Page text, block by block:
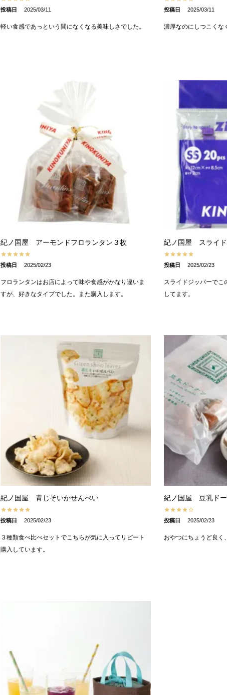
投稿日 2025/03/11
軽い食感であっという間になくなる美味しさでした。
投稿日 2025/03/11
濃厚なのにしつこくな
紀ノ国屋 アーモンドフロランタン３枚
投稿日 2025/02/23
フロランタンはお店によって味や食感がかなり違いま
すが、好きなタイプでした。また購入します。
紀ノ国屋 スライ
投稿日 2025/02/23
スライドジッパーでこ
してます。
紀ノ国屋 青じそいかせんべい
投稿日 2025/02/23
３種類食べ比べセットでこちらが気に入ってリピート
購入しています。
紀ノ国屋 豆乳ド
投稿日 2025/02/23
おやつにちょうど良く